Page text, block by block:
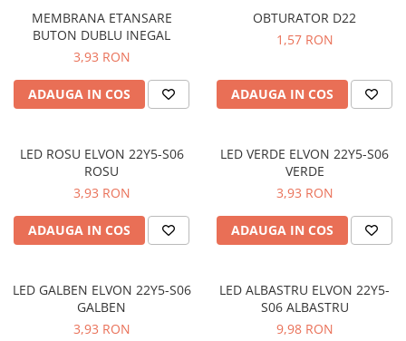
Montaj pe acoperis
Paratrăsnete ESE — PDA Integrat
Piese de adaptare
Prize, întrerupătoare, detectoare
Altele
Detectoare de mișcare
Obturatoare
Prelungitoare, Stechere, Accesorii
MEMBRANA ETANSARE
BUTON DUBLU INEGAL
3,93 RON
ADAUGA IN COS
OBTURATOR D22
1,57 RON
ADAUGA IN COS
LED ROSU ELVON 22Y5-S06
ROSU
3,93 RON
ADAUGA IN COS
LED VERDE ELVON 22Y5-S06
VERDE
3,93 RON
ADAUGA IN COS
LED GALBEN ELVON 22Y5-S06
GALBEN
3,93 RON
LED ALBASTRU ELVON 22Y5-
S06 ALBASTRU
9,98 RON